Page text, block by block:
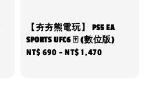
【夯夯熊電玩】 PS5 EA
SPORTS UFC6 🀄 (數位版)
Regular
NT$ 690 -NT$ 1,470